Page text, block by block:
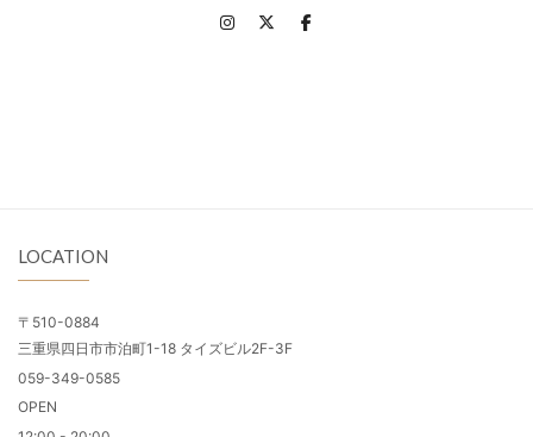
LOCATION
〒510-0884
三重県四日市市泊町1-18 タイズビル2F-3F
059-349-0585
OPEN